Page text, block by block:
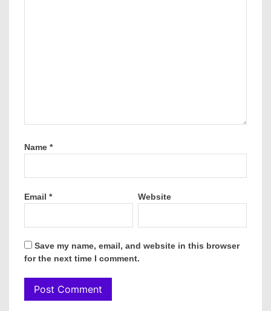
Name *
Email * Website
Save my name, email, and website in this browser
for the next time I comment.